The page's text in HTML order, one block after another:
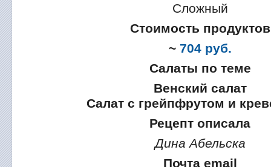
Сложный
Стоимость продуктов
~ 704 руб.
Салаты по теме
Венский салат
Салат с грейпфрутом и
Рецепт описала
Дина Абельска
Почта email